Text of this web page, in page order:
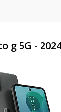
g 5G - 2024